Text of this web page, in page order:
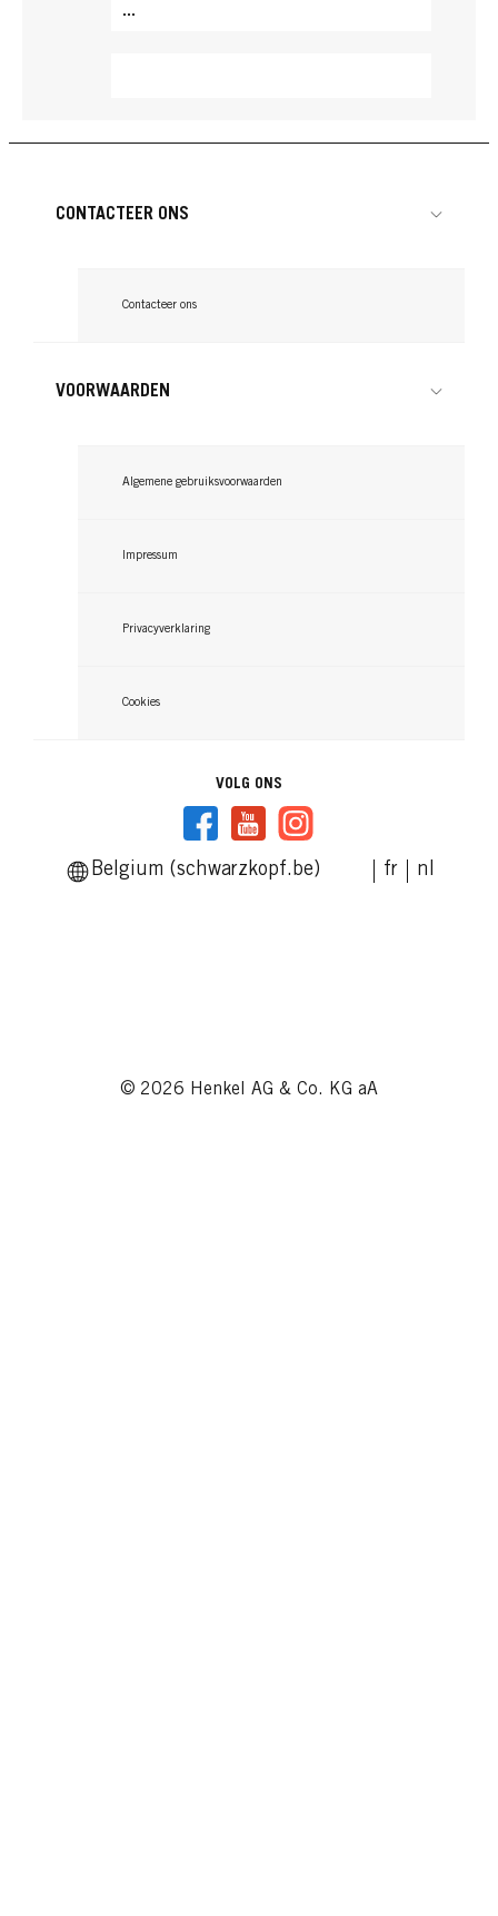
...
...
NATURAL & EASY
CONTACTEER ONS
Contacteer ons
VOORWAARDEN
Algemene gebruiksvoorwaarden
Impressum
Privacyverklaring
Cookies
VOLG ONS
Belgium (schwarzkopf.be) fr nl
© 2026 Henkel AG & Co. KG aA